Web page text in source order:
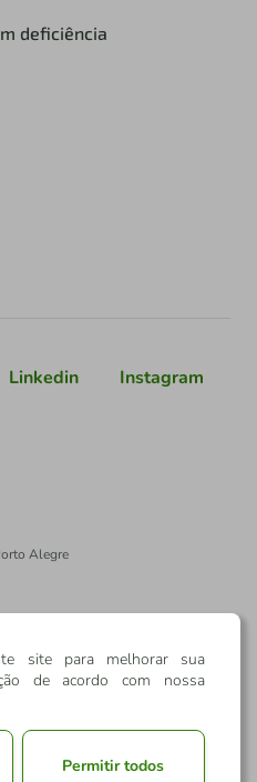
deficiência
Linkedin Instagram
Alegre
site para melhorar sua
de acordo com nossa
Permitir todos